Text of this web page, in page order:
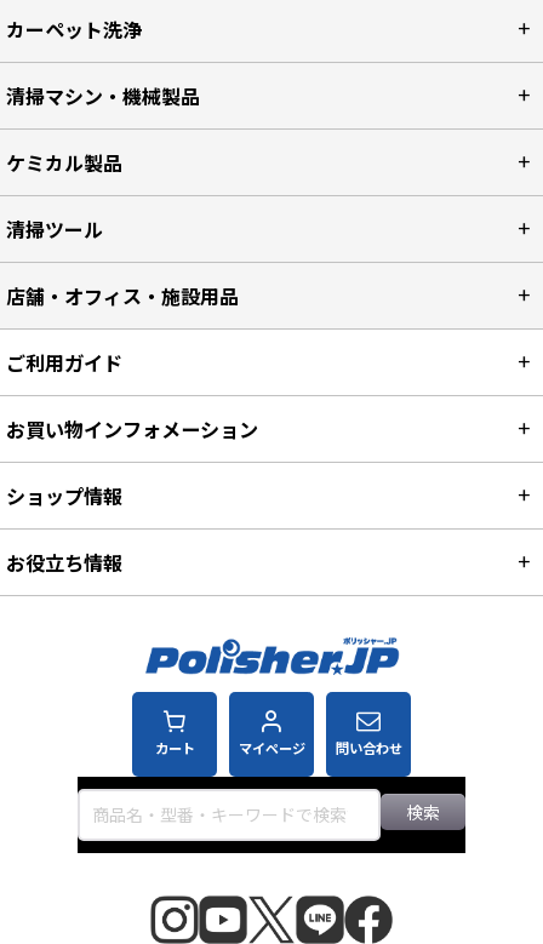
カーペット洗浄
清掃マシン・機械製品
ケミカル製品
清掃ツール
店舗・オフィス・施設用品
カート マイページ 問い合わせ
検索
ご利用ガイド
お買い物インフォメーション
ショップ情報
お役立ち情報